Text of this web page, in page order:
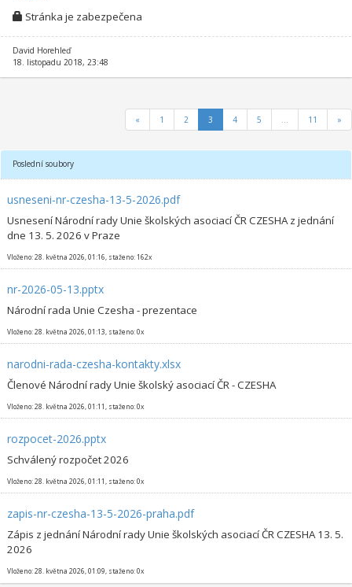
Stránka je zabezpečena
David Horehleď
18. listopadu 2018, 23:48
« 1 2 3 4 5 ... 11 »
Poslední soubory
usneseni-nr-czesha-13-5-2026.pdf
Usnesení Národní rady Unie školských asociací ČR CZESHA z jednání
dne 13. 5. 2026 v Praze
Vloženo: 28. května 2026, 01:16, staženo: 162x
nr-2026-05-13.pptx
Národní rada Unie Czesha - prezentace
Vloženo: 28. května 2026, 01:13, staženo: 0x
narodni-rada-czesha-kontakty.xlsx
Členové Národní rady Unie školský asociací ČR - CZESHA
Vloženo: 28. května 2026, 01:11, staženo: 0x
rozpocet-2026.pptx
Schválený rozpočet 2026
Vloženo: 28. května 2026, 01:11, staženo: 0x
zapis-nr-czesha-13-5-2026-praha.pdf
Zápis z jednání Národní rady Unie školských asociací ČR CZESHA 13. 5.
2026
Vloženo: 28. května 2026, 01:09, staženo: 0x